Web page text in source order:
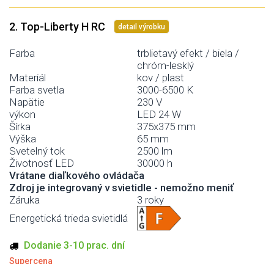
2. Top-Liberty H RC detail výrobku
Farba
trblietavý efekt / biela /
chróm-lesklý
Materiál
kov / plast
Farba svetla
3000-6500 K
Napätie
230 V
výkon
LED 24 W
Šírka
375x375 mm
Výška
65 mm
Svetelný tok
2500 lm
Životnosť LED
30000 h
Vrátane diaľkového ovládača
Zdroj je integrovaný v svietidle - nemožno meniť
Záruka
3 roky
Energetická trieda svietidlá
Dodanie 3-10 prac. dní
Supercena